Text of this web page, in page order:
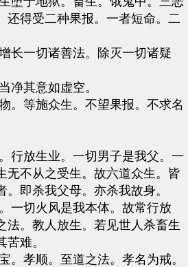
还得受二种果报。一者短命。二
长一切诸善法。除灭一切诸疑
净其意如虚空。
。等施众生。不望果报。不求名
行放生业。一切男子是我父。一
无不从之受生。故六道众生。皆
即杀我父母。亦杀我故身。
一切火风是我本体。故常行放
法。教人放生。若见世人杀畜生
难。
。孝顺。至道之法。孝名为戒。